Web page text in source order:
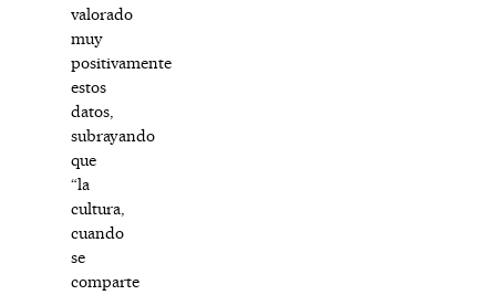
valorado
muy
positivamente
estos
datos,
subrayando
que
“la
cultura,
cuando
se
comparte